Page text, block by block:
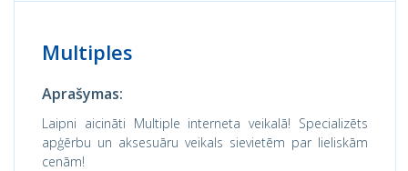
Multiples
Aprašymas:
Laipni aicināti Multiple interneta veikalā! Specializēts
apģērbu un aksesuāru veikals sievietēm par lieliskām
cenām!